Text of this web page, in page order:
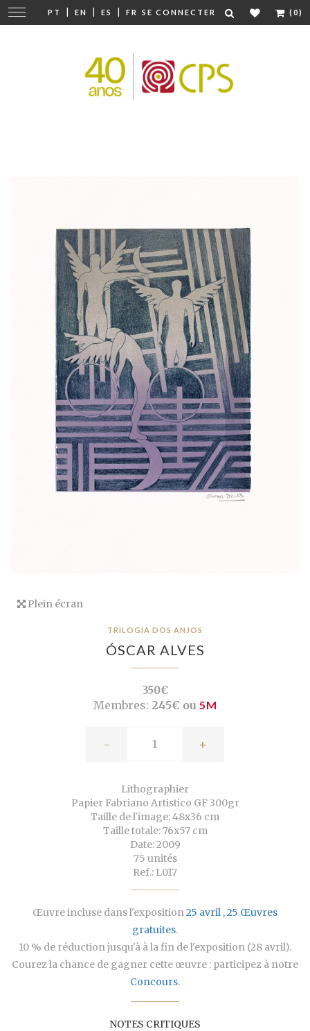
PT | EN | ES | FR SE CONNECTER (0)
Modifier
la
Plein écran
TRILOGIA DOS ANJOS
ÓSCAR ALVES
350€
Membres: 245€ ou 5M
- +
Lithographier
Papier Fabriano Artistico GF 300gr
Taille de l'image: 48x36 cm
Taille totale: 76x57 cm
Date: 2009
75 unités
Ref.: L017
Œuvre incluse dans l'exposition 25 avril , 25 Œuvres
gratuites.
10 % de réduction jusqu'à à la fin de l'exposition (28 avril).
Courez la chance de gagner cette œuvre : participez à notre
Concours.
NOTES CRITIQUES